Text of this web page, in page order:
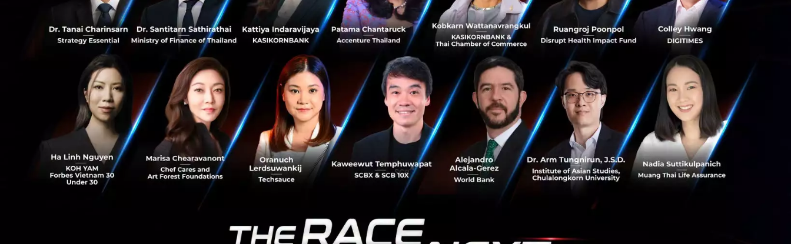
PR News scb-group scb-techx fintech company
No comment
RELATED ARTICLE
กรุงเทพโปรดิ๊วส x Esri ใช้ดาวเทียม ArcGIS ส่อง
พิกัดแปลงปลูก ดันเกษตรโปร่งใส
อัจฉริยะ 'ArcGIS' และภาพถ่ายดาวเทียม ตรวจพิกัดแปลง
ปลูกวัตถุดิบอาหารสัตว์ ยกระดับความโปร่งใส ตอบโจทย์
มาตรฐานค้าโลก EUDR พร้อมลดต้นทุนก...